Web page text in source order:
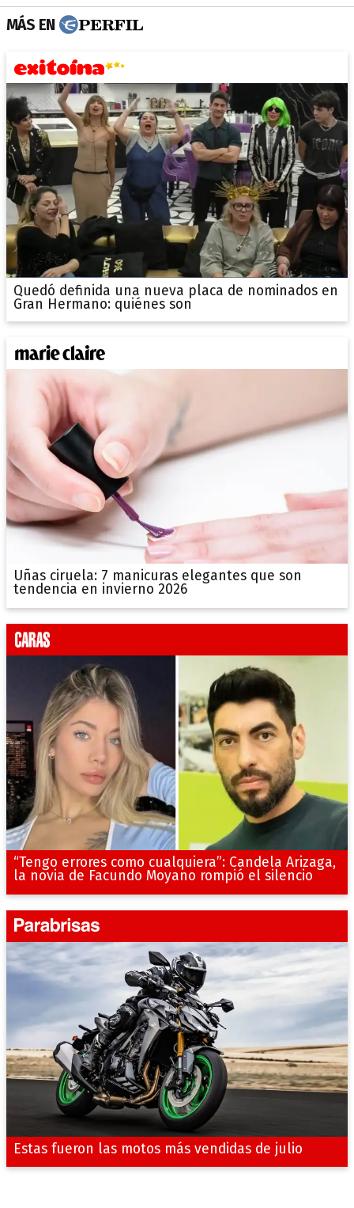
MÁS EN
Quedó definida una nueva placa de nominados en
Gran Hermano: quiénes son
Uñas ciruela: 7 manicuras elegantes que son
tendencia en invierno 2026
“Tengo errores como cualquiera”: Candela Arizaga,
la novia de Facundo Moyano rompió el silencio
Estas fueron las motos más vendidas de julio